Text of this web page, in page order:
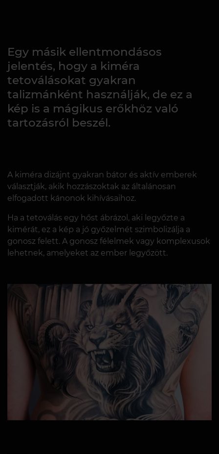
Egy másik ellentmondásos
jelentés, hogy a kiméra
tetoválásokat gyakran
talizmánként használják, de ez a
kép is a mágikus erőkhöz való
tartozásról beszél.
A kiméra dizájnt gyakran bátor és aktív emberek
választják, akik hozzászoktak az általánosan
elfogadott kánonok kihívásaihoz.
Ha a tetoválás egy hőst ábrázol, aki legyőzte a
kimérát, ez a kép a jó győzelmét szimbolizálja a
gonosz felett. A gonosz félelmek vagy komplexusok
lehetnek, amelyeket az ember legyőzött.